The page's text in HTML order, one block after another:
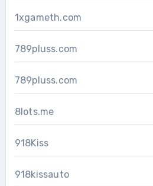
1xgameth.com
789pluss.com
789pluss.com
8lots.me
918Kiss
918kissauto